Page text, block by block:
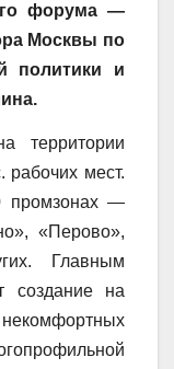
форума —
Москвы по
политики и
территории
рабочих мест.
промзонах —
«Перово»,
Главным
создание на